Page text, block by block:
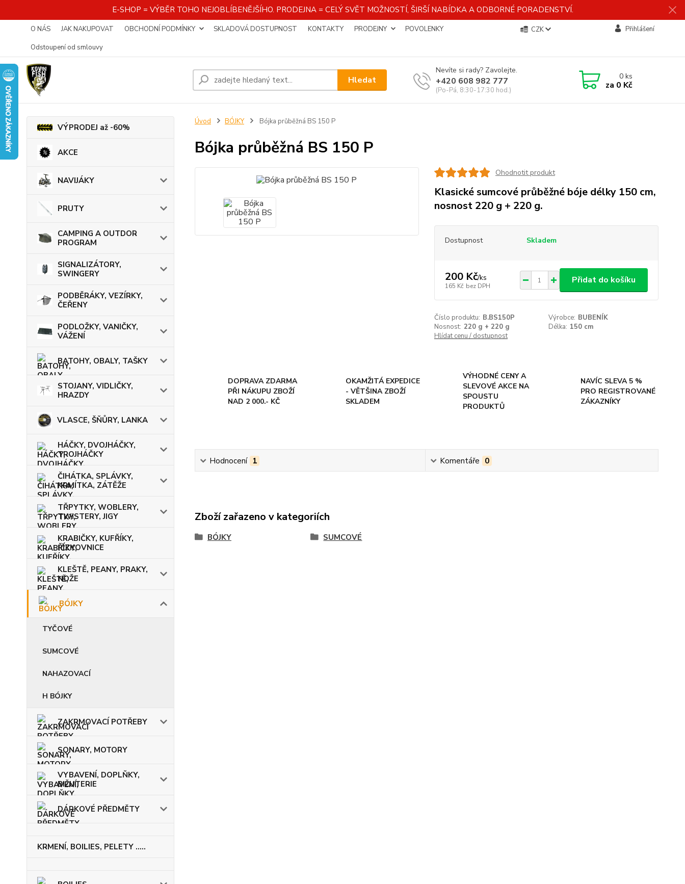
E-SHOP = VÝBĚR TOHO NEJOBLÍBENĚJŠÍHO. PRODEJNA = CELÝ SVĚT MOŽNOSTÍ, ŠIRŠÍ NABÍDKA A ODBORNÉ PORADENSTVÍ.
O NÁS JAK NAKUPOVAT OBCHODNÍ PODMÍNKY SKLADOVÁ DOSTUPNOST KONTAKTY PRODEJNY
POVOLENKY
Odstoupení od smlouvy
CZK Přihlášení
Hledat
Nevíte si rady? Zavolejte.
+420 608 982 777
(Po-Pá, 8:30-17:30 hod.)
0ks
za 0 Kč
VÝPRODEJ až -60%
AKCE
NAVIJÁKY
PRUTY
CAMPING A OUTDOR
PROGRAM
SIGNALIZÁTORY,
SWINGERY
PODBĚRÁKY, VEZÍRKY,
ČEŘENY
PODLOŽKY, VANIČKY,
VÁŽENÍ
BATOHY, OBALY, TAŠKY
STOJANY, VIDLIČKY,
HRAZDY
VLASCE, ŠŇŮRY, LANKA
HÁČKY, DVOJHÁČKY,
TROJHÁČKY
ČIHÁTKA, SPLÁVKY,
KRMÍTKA, ZÁTĚŽE
TŘPYTKY, WOBLERY,
TWISTERY, JIGY
KRABIČKY, KUFŘÍKY,
ŘÍZKOVNICE
KLEŠTĚ, PEANY, PRAKY,
NOŽE
BÓJKY
TYČOVÉ
SUMCOVÉ
NAHAZOVACÍ
H BÓJKY
ZAKRMOVACÍ POTŘEBY
SONARY, MOTORY
VYBAVENÍ, DOPLŇKY,
BIŽUTERIE
DÁRKOVÉ PŘEDMĚTY
KRMENÍ, BOILIES, PELETY .....
Úvod BÓJKY Bójka průběžná BS 150 P
Bójka průběžná BS 150 P
Ohodnotit produkt
Klasické sumcové průběžné bóje délky 150 cm,
nosnost 220 g + 220 g.
Dostupnost Skladem
200 Kč/ks
165 Kč bez DPH
Přidat do košíku
Číslo produktu: B.BS150P Výrobce: BUBENÍK
Nosnost: 220 g + 220 g Délka: 150 cm
Hlídat cenu / dostupnost
DOPRAVA ZDARMA
PŘI NÁKUPU ZBOŽÍ
NAD 2 000.- KČ
OKAMŽITÁ EXPEDICE
- VĚTŠINA ZBOŽÍ
SKLADEM
VÝHODNÉ CENY A
SLEVOVÉ AKCE NA
SPOUSTU
PRODUKTŮ
NAVÍC SLEVA 5 %
PRO REGISTROVANÉ
ZÁKAZNÍKY
Hodnocení 1 Komentáře 0
Zboží zařazeno v kategoriích
BÓJKY SUMCOVÉ